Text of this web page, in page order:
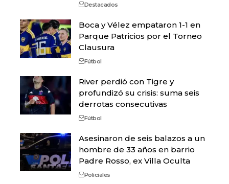
Destacados
Boca y Vélez empataron 1-1 en
Parque Patricios por el Torneo
Clausura
Fútbol
River perdió con Tigre y
profundizó su crisis: suma seis
derrotas consecutivas
Fútbol
Asesinaron de seis balazos a un
hombre de 33 años en barrio
Padre Rosso, ex Villa Oculta
Policiales